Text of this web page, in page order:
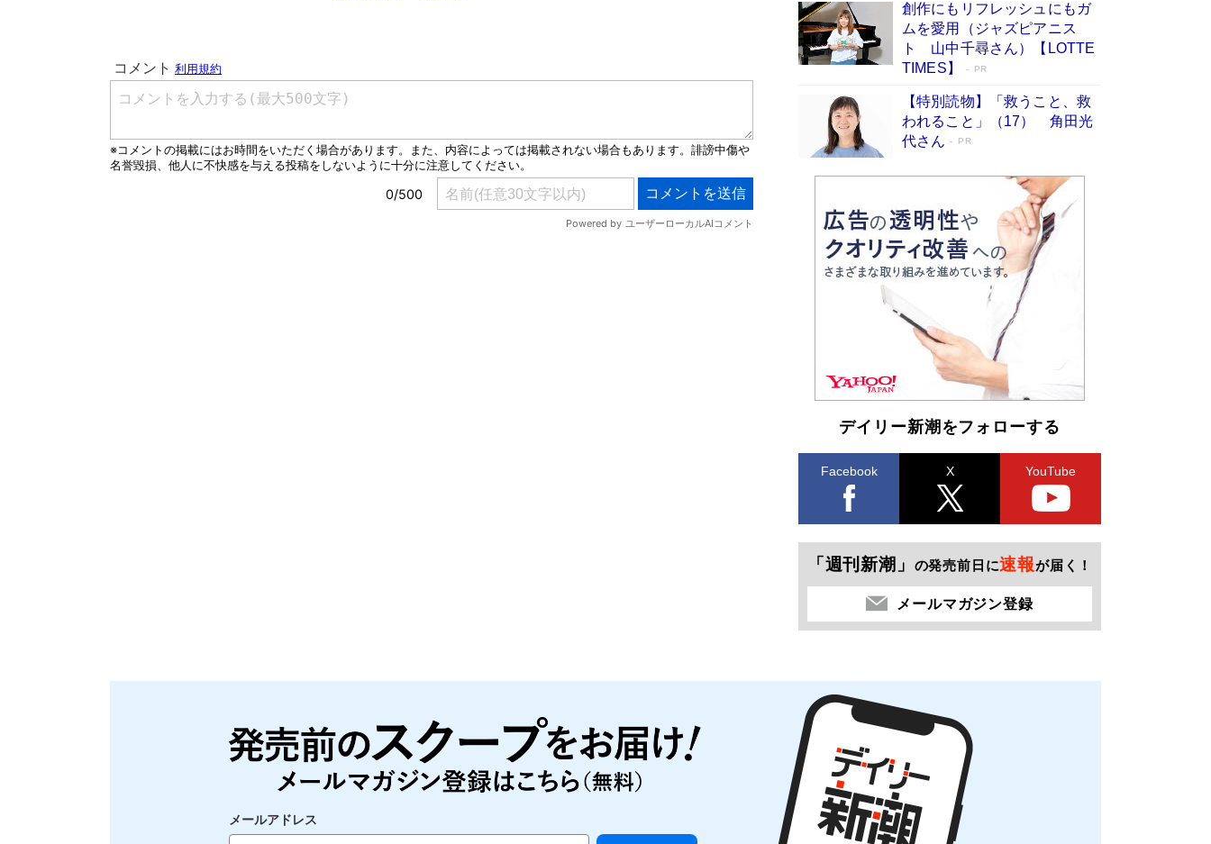
東野圭吾、伊坂幸太郎の人気シリーズ最新作どち
らも文庫化 映画化された直木賞受賞作もランク
イン［文庫ベストセラー］
Book Bang
創作にもリフレッシュにもガ
ムを愛用（ジャズピアニス
ト 山中千尋さん）【LOTTE
TIMES】
PR
【特別読物】「救うこと、救
われること」（17） 角田光
代さん
PR
デイリー新潮をフォローする
Facebook X YouTube
「週刊新潮」 の発売前日に速報が届く！
メールマガジン登録
メールアドレス